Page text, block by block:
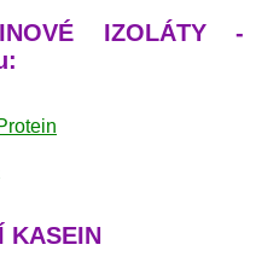
IZOLÁTY -
KASEIN